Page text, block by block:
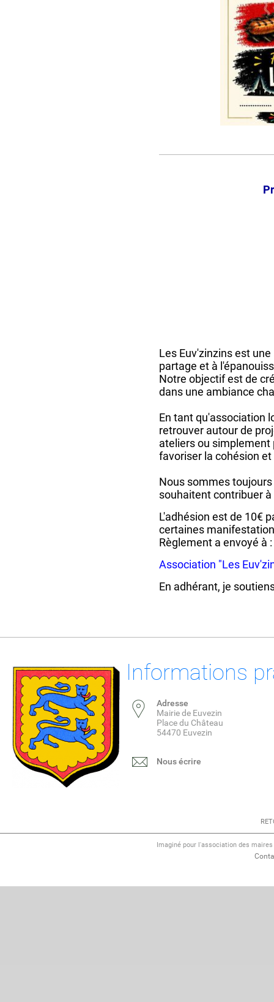
Les Euv'zinzins est
partage et à
Notre objectif est de
dans une ambiance
En tant qu'association
retrouver autour de
ateliers ou simplement
favoriser la cohésion
Nous sommes
souhaitent contribuer
L'adhésion est de 10€
certaines
Règlement a envoyé à :
Association "Les
En adhérant, je
Informations
Adresse
Mairie de Euvezin
Place du Château
54470 Euvezin
Nous écrire
Imaginé pour l'association des